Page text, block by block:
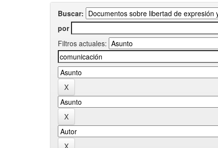
Buscar:
por
Filtros actuales: